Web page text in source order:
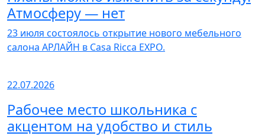
Атмосферу — нет
23 июля состоялось открытие нового мебельного
салона АРЛАЙН в Casa Ricca EXPO.
22.07.2026
Рабочее место школьника с
акцентом на удобство и стиль